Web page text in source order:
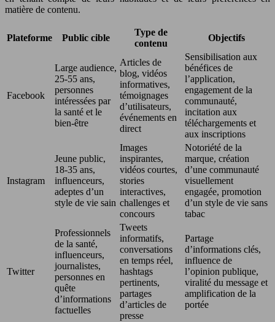
matière de contenu.
Plateforme Public cible
Type de
contenu
Objectifs
Facebook
Large audience,
25-55 ans,
personnes
intéressées par
la santé et le
bien-être
Articles de
blog, vidéos
informatives,
témoignages
d’utilisateurs,
événements en
direct
Sensibilisation aux
bénéfices de
l’application,
engagement de la
communauté,
incitation aux
téléchargements et
aux inscriptions
Instagram
Jeune public,
18-35 ans,
influenceurs,
adeptes d’un
style de vie sain
Images
inspirantes,
vidéos courtes,
stories
interactives,
challenges et
concours
Notoriété de la
marque, création
d’une communauté
visuellement
engagée, promotion
d’un style de vie sans
tabac
Twitter
Professionnels
de la santé,
influenceurs,
journalistes,
personnes en
quête
d’informations
factuelles
Tweets
informatifs,
conversations
en temps réel,
hashtags
pertinents,
partages
d’articles de
presse
Partage
d’informations clés,
influence de
l’opinion publique,
viralité du message et
amplification de la
portée